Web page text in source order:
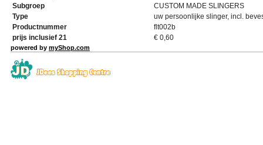
Subgroep
CUSTOM MADE SLINGERS
Type
uw persoonlijke slinger, incl.
Productnummer
flt002b
prijs inclusief 21
€ 0,60
powered by myShop.com